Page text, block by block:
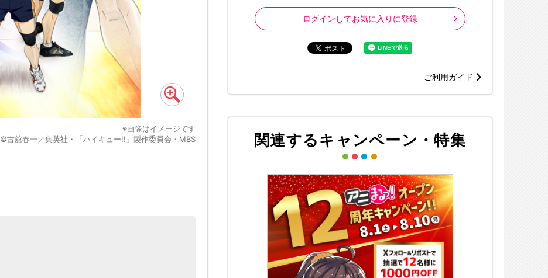
※画像はイメージです
©古舘春一／集英社・「ハイキュー!!」製作委員会・MBS
ログインしてお気に入りに登録
ご利用ガイド
関連するキャンペーン・特集